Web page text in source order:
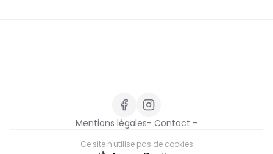
Mentions légales- Contact -
Ce site n'utilise pas de cookies